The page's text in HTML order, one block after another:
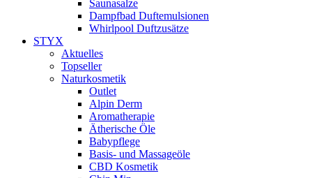
Saunasalze
Dampfbad Duftemulsionen
Whirlpool Duftzusätze
STYX
Aktuelles
Topseller
Naturkosmetik
Outlet
Alpin Derm
Aromatherapie
Ätherische Öle
Babypflege
Basis- und Massageöle
CBD Kosmetik